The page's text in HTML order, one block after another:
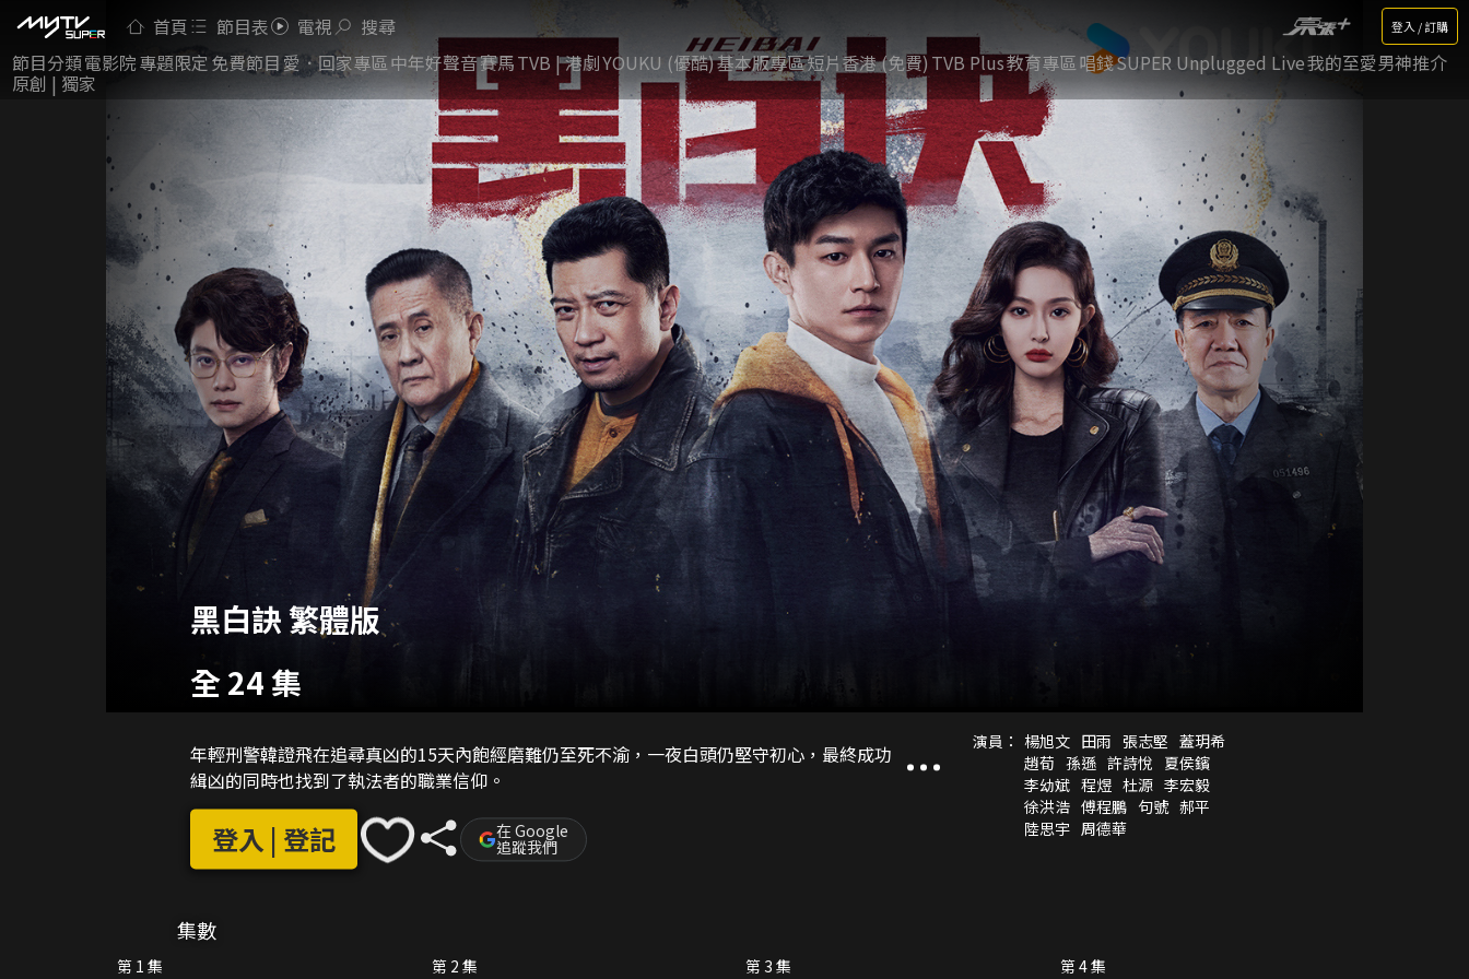
首頁 節目表 電視 搜尋 登入 / 訂購
節目分類電影院專題限定免費節目愛．回家專區中年好聲音賽馬TVB | 港劇YOUKU (優酷)基本版專區短片香港 (免費)TVB Plus教育專區唱錢SUPER Unplugged Live我的至愛男神推介
原創 | 獨家
黑白訣 繁體版
全 24 集
年輕刑警韓證飛在追尋真凶的15天內飽經磨難仍至死不渝，一夜白頭仍堅守初心，最終成功
緝凶的同時也找到了執法者的職業信仰。
登入 | 登記 在 Google
追蹤我們
演員： 楊旭文 田雨 張志堅 蓋玥希
趙荀 孫遜 許詩悅 夏侯鑌
李幼斌 程煜 杜源 李宏毅
徐洪浩 傅程鵬 句號 郝平
陸思宇 周德華
集數
第 1 集 第 2 集 第 3 集
第 4 集